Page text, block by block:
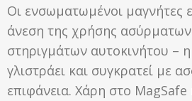
Οι ενσωματωμένοι μαγνήτες
άνεση της χρήσης
στηριγμάτων αυτοκινήτου –
γλιστράει και συγκρατεί με
επιφάνεια. Χάρη στο MagSafe